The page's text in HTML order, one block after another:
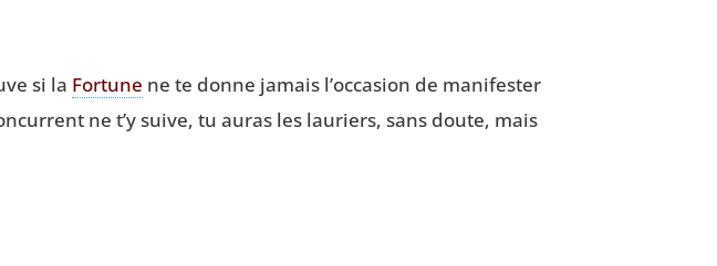
si la For­tune ne te donne jamais l’occasion de mani­fes­ter
ne t’y suive, tu auras les lau­riers, sans doute, mais